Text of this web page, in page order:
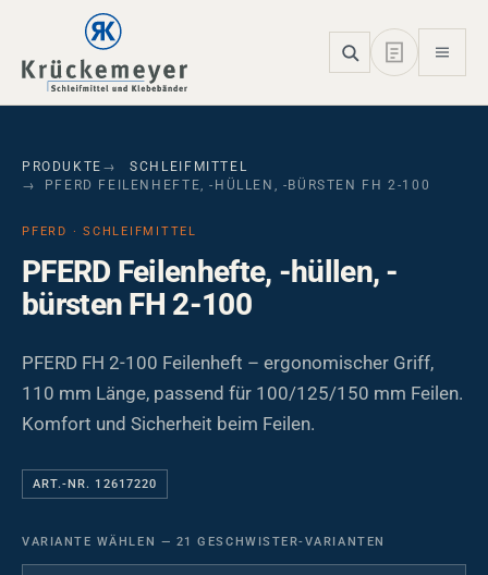
Skip to main navigation
Skip to main content
Skip to page footer
PRODUKTE
SCHLEIFMITTEL
PFERD FEILENHEFTE, -HÜLLEN, -BÜRSTEN FH 2-100
PFERD · SCHLEIFMITTEL
PFERD Feilenhefte, -hüllen, -
bürsten FH 2-100
PFERD FH 2-100 Feilenheft – ergonomischer Griff,
110 mm Länge, passend für 100/125/150 mm Feilen.
Komfort und Sicherheit beim Feilen.
ART.-NR. 12617220
VARIANTE WÄHLEN — 21 GESCHWISTER-VARIANTEN